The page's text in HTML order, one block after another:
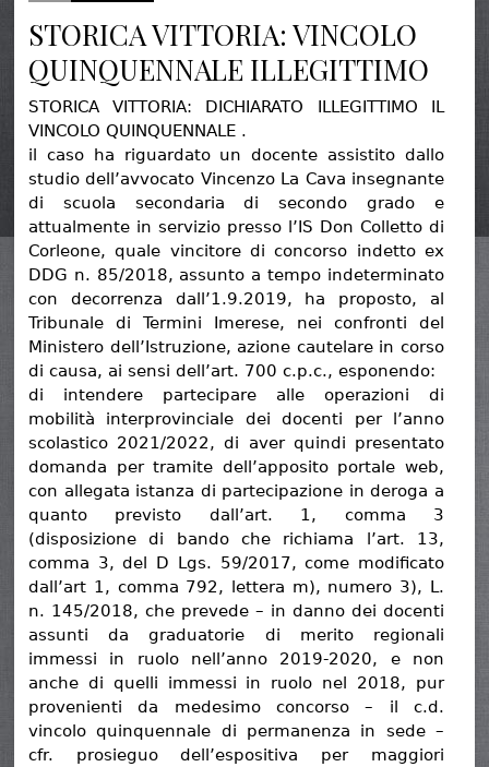
STORICA VITTORIA: VINCOLO
QUINQUENNALE ILLEGITTIMO
STORICA VITTORIA: DICHIARATO ILLEGITTIMO IL
VINCOLO QUINQUENNALE .
il caso ha riguardato un docente assistito dallo
studio dell’avvocato Vincenzo La Cava insegnante
di scuola secondaria di secondo grado e
attualmente in servizio presso l’IS Don Colletto di
Corleone, quale vincitore di concorso indetto ex
DDG n. 85/2018, assunto a tempo indeterminato
con decorrenza dall’1.9.2019, ha proposto, al
Tribunale di Termini Imerese, nei confronti del
Ministero dell’Istruzione, azione cautelare in corso
di causa, ai sensi dell’art. 700 c.p.c., esponendo:
di intendere partecipare alle operazioni di
mobilità interprovinciale dei docenti per l’anno
scolastico 2021/2022, di aver quindi presentato
domanda per tramite dell’apposito portale web,
con allegata istanza di partecipazione in deroga a
quanto previsto dall’art. 1, comma 3
(disposizione di bando che richiama l’art. 13,
comma 3, del D Lgs. 59/2017, come modificato
dall’art 1, comma 792, lettera m), numero 3), L.
n. 145/2018, che prevede – in danno dei docenti
assunti da graduatorie di merito regionali
immessi in ruolo nell’anno 2019-2020, e non
anche di quelli immessi in ruolo nel 2018, pur
provenienti da medesimo concorso – il c.d.
vincolo quinquennale di permanenza in sede –
cfr. prosieguo dell’espositiva per maggiori